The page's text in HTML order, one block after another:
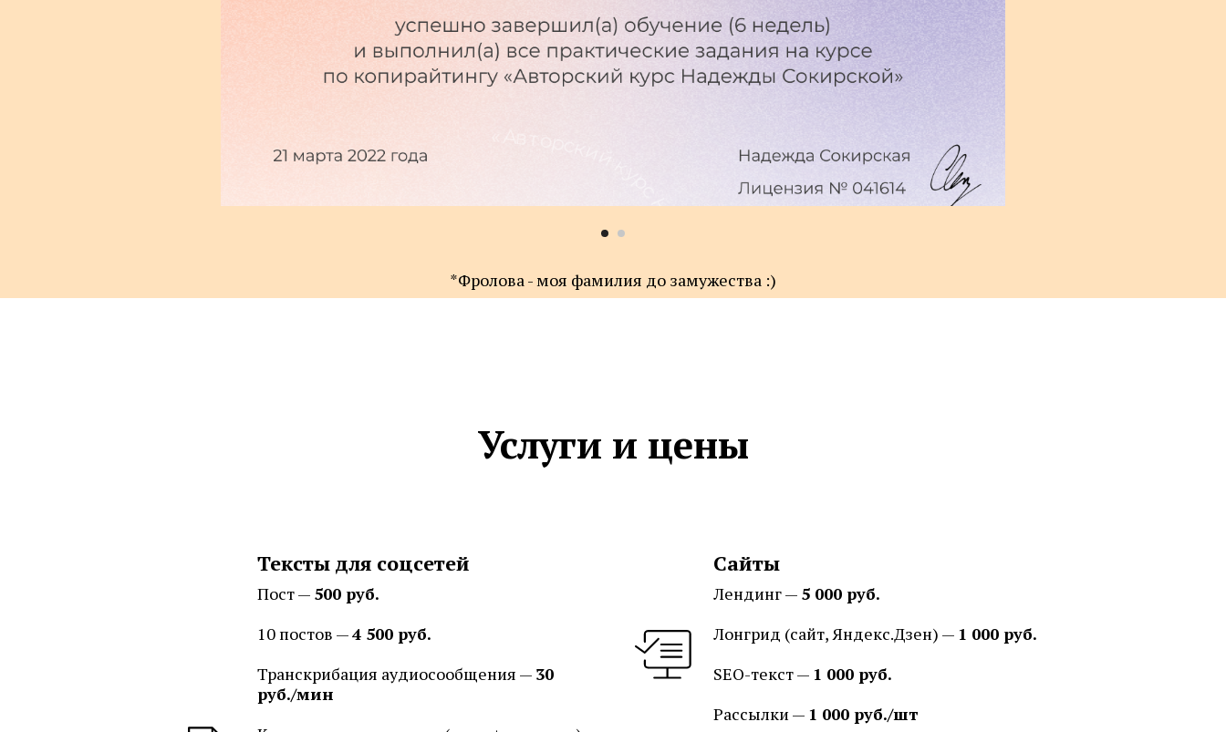
*Фролова - моя фамилия до замужества :)
Услуги и цены
Тексты для соцсетей
Пост — 500 руб.
10 постов —4 500 руб.
Транскрибация аудиосообщения — 30
руб./мин
Сайты
Лендинг — 5 000 руб.
Лонгрид (сайт, Яндекс.Дзен) — 1 000 руб.
SEO-текст — 1 000 руб.
Рассылки — 1 000 руб./шт